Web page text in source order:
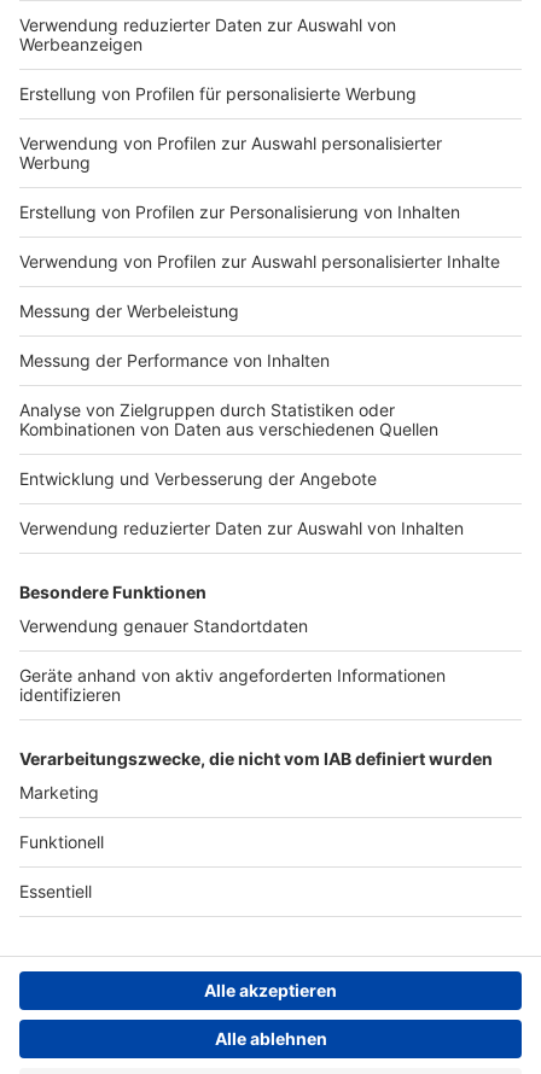
Du hast dir noch keine Artikel gemerkt
Markiere sie hierfür mit einem
Impressum
Nutzungsbedingungen
Jobs
Presse
Werben
Archiv
ANTENNE BAYERN GROUP
Stiftung ANTENNE BAYERN
hilft
Teilnahmebedingungen
Grounding Page ANTENNE
BAYERN
Kontakt
Studio-Hotline
Verkehrs-Hotline
Datenschutz­erklärung
einstellungen
Persönliche Datenkontrolle
Newsletter